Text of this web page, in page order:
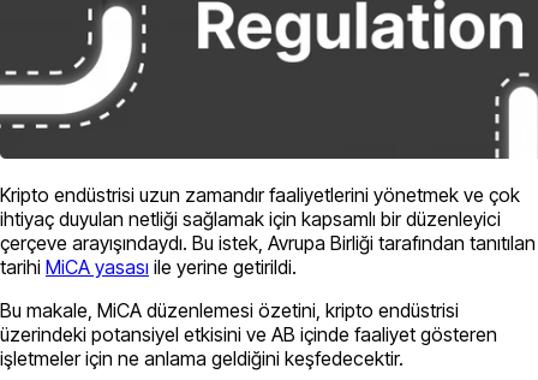
Kripto endüstrisi uzun zamandır faaliyetlerini yönetmek ve çok
ihtiyaç duyulan netliği sağlamak için kapsamlı bir düzenleyici
çerçeve arayışındaydı. Bu istek, Avrupa Birliği tarafından tanıtılan
tarihi MiCA yasası ile yerine getirildi.
Bu makale, MiCA düzenlemesi özetini, kripto endüstrisi
üzerindeki potansiyel etkisini ve AB içinde faaliyet gösteren
işletmeler için ne anlama geldiğini keşfedecektir.